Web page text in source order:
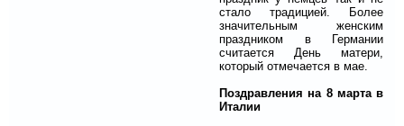
стало традицией. Более
значительным женским
праздником в Германии
считается День матери,
который отмечается в мае.
Поздравления на 8 марта в
Италии